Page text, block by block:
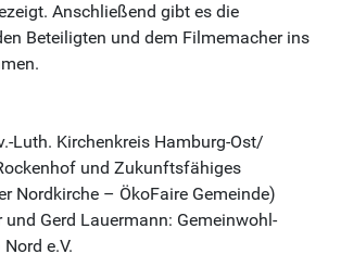
Anschließend gibt es die
Beteiligten und dem Filmemacher ins
Luth. Kirchenkreis Hamburg-Ost/
und Zukunftsfähiges
Nordkirche – ÖkoFaire Gemeinde)
und Gerd Lauermann: Gemeinwohl-
e.V.